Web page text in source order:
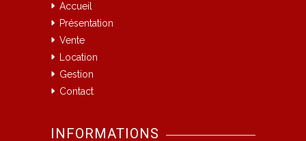
Accueil
Présentation
Vente
Location
Gestion
Contact
INFORMATIONS